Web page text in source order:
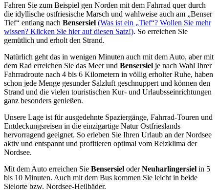
Fahren Sie zum Beispiel gen Norden mit dem Fahrrad quer durch
die idyllische ostfriesische Marsch und wahlweise auch am „Benser
Tief“ entlang nach Bensersiel (Was ist ein „Tief“? Wollen Sie mehr
wissen? Klicken Sie hier auf diesen Satz!). So erreichen Sie
gemütlich und erholt den Strand.
Natürlich geht das in wenigen Minuten auch mit dem Auto, aber mit
dem Rad erreichen Sie das Meer und Bensersiel je nach Wahl Ihrer
Fahrradroute nach 4 bis 6 Kilometern in völlig erholter Ruhe, haben
schon jede Menge gesunder Salzluft geschnuppert und können den
Strand und die vielen touristischen Kur- und Urlaubsseinrichtungen
ganz besonders genießen.
Unsere Lage ist für ausgedehnte Spaziergänge, Fahrrad-Touren und
Entdeckungsreisen in die einzigartige Natur Ostfrieslands
hervorragend geeignet. So erleben Sie Ihren Urlaub an der Nordsee
aktiv und entspannt und profitieren optimal vom Reizklima der
Nordsee.
Mit dem Auto erreichen Sie Bensersiel oderNeuharlingersiel in 5
bis 10 Minuten. Auch mit dem Bus kommen Sie leicht in beide
Sielorte bzw. Nordsee-Heilbäder.